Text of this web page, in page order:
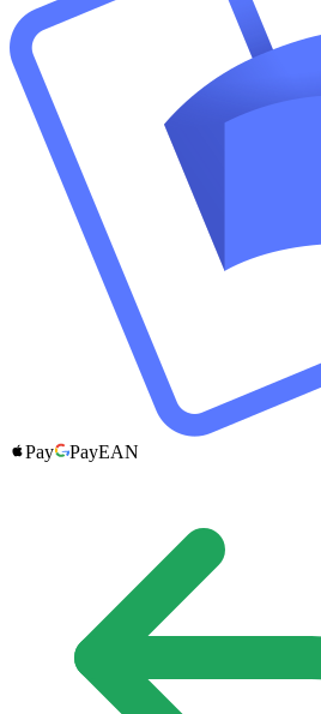
Pay PayEAN